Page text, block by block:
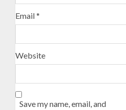
Email*
Website
Save my name, email, and